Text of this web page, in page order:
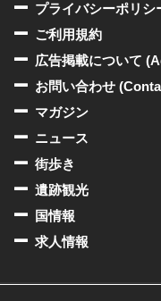
プライバシーポリシ
ご利用規約
広告掲載について
お問い合わせ
マガジン
ニュース
街歩き
遺跡観光
国情報
求人情報